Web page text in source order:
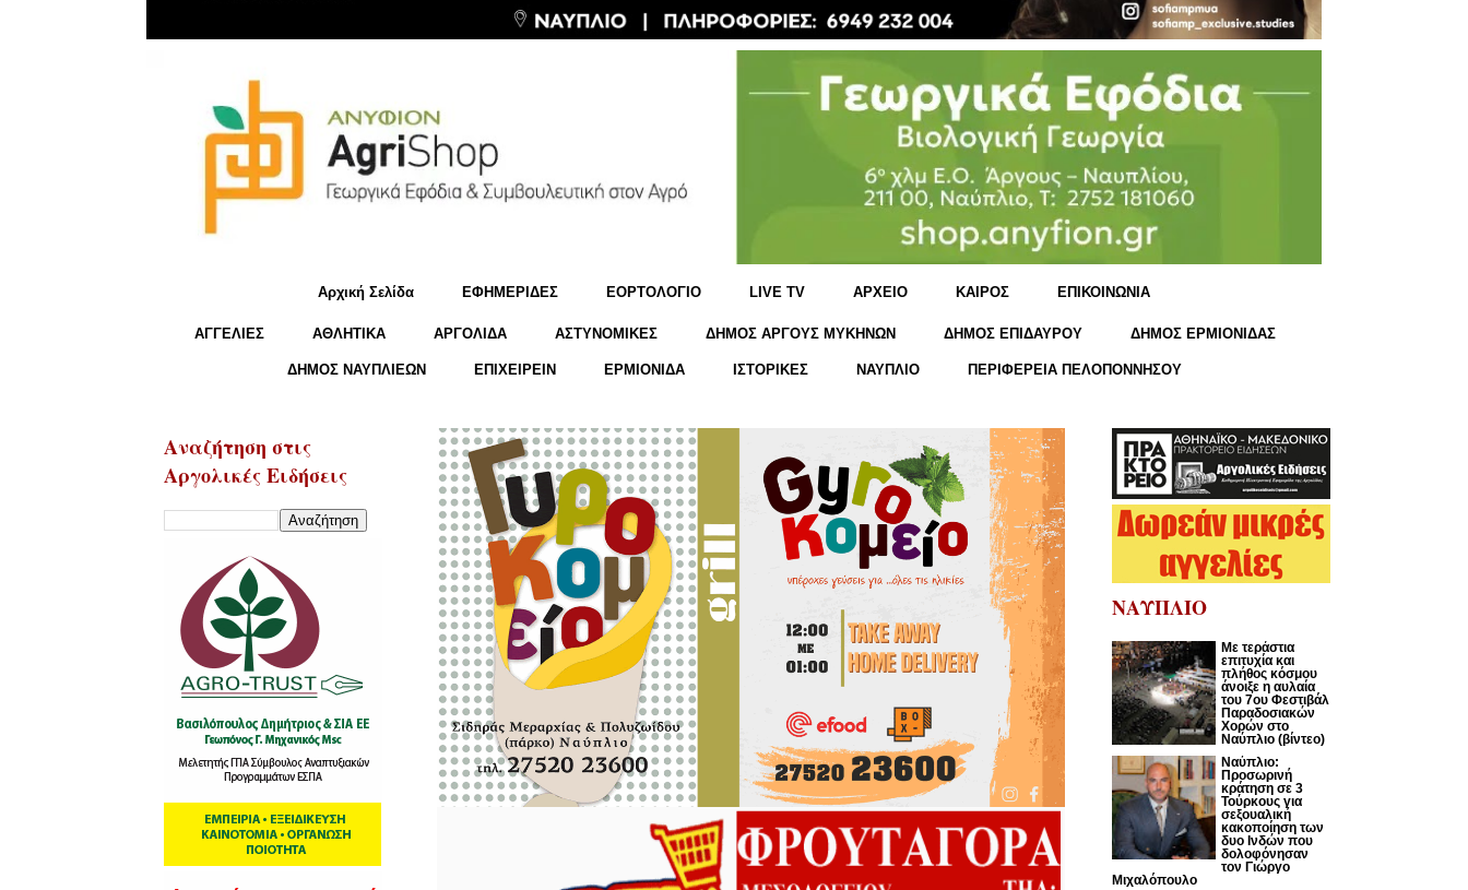
Αρχική Σελίδα ΕΦΗΜΕΡΙΔΕΣ ΕΟΡΤΟΛΟΓΙΟ LIVE TV ΑΡΧΕΙΟ KΑΙΡΟΣ ΕΠΙΚΟΙΝΩΝΙΑ
ΑΓΓΕΛΙΕΣ ΑΘΛΗΤΙΚΑ ΑΡΓΟΛΙΔΑ ΑΣΤΥΝΟΜΙΚΕΣ ΔΗΜΟΣ ΑΡΓΟΥΣ ΜΥΚΗΝΩΝ ΔΗΜΟΣ ΕΠΙΔΑΥΡΟΥ ΔΗΜΟΣ ΕΡΜΙΟΝΙΔΑΣ
ΔΗΜΟΣ ΝΑΥΠΛΙΕΩΝ ΕΠΙΧΕΙΡΕΙΝ ΕΡΜΙΟΝΙΔΑ ΙΣΤΟΡΙΚΕΣ ΝΑΥΠΛΙΟ ΠΕΡΙΦΕΡΕΙΑ ΠΕΛΟΠΟΝΝΗΣΟΥ
Αναζήτηση στις
Αργολικές Ειδήσεις
ΝΑΥΠΛΙΟ
Με τεράστια
επιτυχία και
πλήθος κόσμου
άνοιξε η αυλαία
του 7ου Φεστιβάλ
Παραδοσιακών
Χορών στο
Ναύπλιο (βίντεο)
Ναύπλιο:
Προσωρινή
κράτηση σε 3
Τούρκους για
σεξουαλική
κακοποίηση των
δυο Ινδών που
δολοφόνησαν
τον Γιώργο
Μιχαλόπουλο